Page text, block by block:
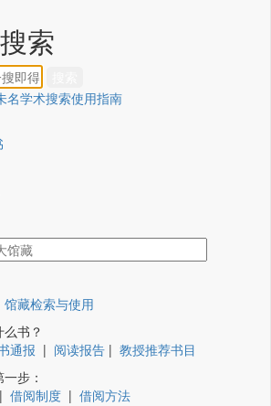
索
名学术搜索使用指南
馆藏检索与使用
书？
通报 | 阅读报告 | 教授推荐书目
步：
| 借阅制度 | 借阅方法